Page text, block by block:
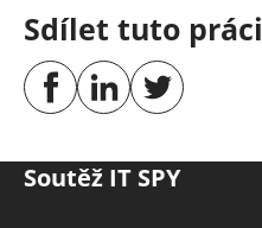
Sdílet tuto práci
Soutěž IT SPY